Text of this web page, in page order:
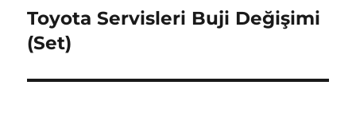
Sonraki
yazı:
Toyota Servisleri Buji Değişimi
(Set)